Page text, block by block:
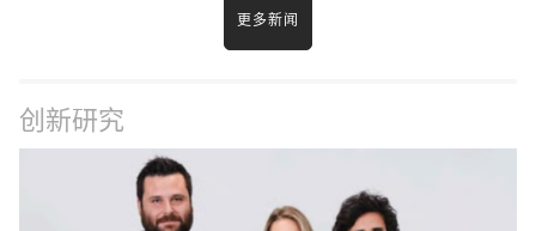
更多新闻
创新研究